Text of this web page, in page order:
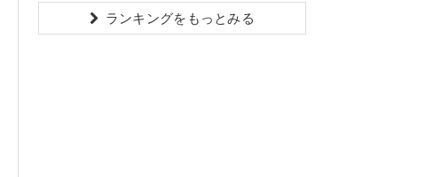
ランキングをもっとみる